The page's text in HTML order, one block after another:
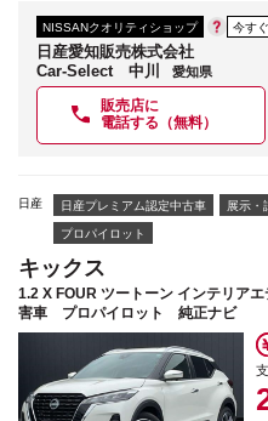
NISSANクオリティショップ 今す
日産愛知販売株式会社
Car-Select 中川
愛知県
販売店に
電話する（無料）
日産 日産プレミアム認定中古車 展示・
プロパイロット
キックス
1.2 X FOUR ツートーン インテリア
害車 プロパイロット 純正ナビ